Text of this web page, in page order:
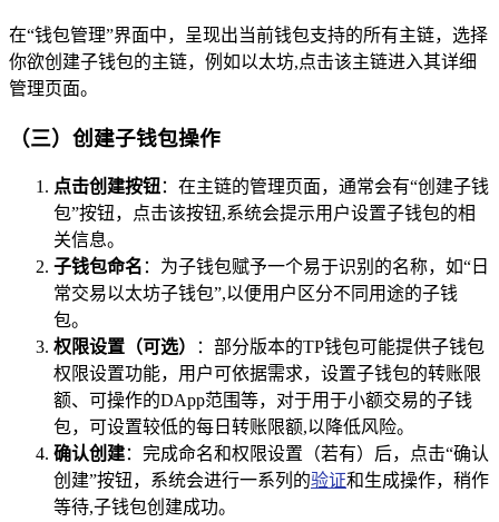
在“钱包管理”界面中，呈现出当前钱包支持的所有主链，选择
你欲创建子钱包的主链，例如以太坊,点击该主链进入其详细
管理页面。
（三）创建子钱包操作
点击创建按钮：在主链的管理页面，通常会有“创建子钱
包”按钮，点击该按钮,系统会提示用户设置子钱包的相
关信息。
子钱包命名 ：为子钱包赋予一个易于识别的名称，如“日
常交易以太坊子钱包”,以便用户区分不同用途的子钱
包。
权限设置（可选）
：部分版本的TP钱包可能提供子钱包
权限设置功能，用户可依据需求，设置子钱包的转账限
额、可操作的DApp范围等，对于用于小额交易的子钱
包，可设置较低的每日转账限额,以降低风险。
确认创建：完成命名和权限设置（若有）后，点击“确认
创建”按钮，系统会进行一系列的验证和生成操作，稍作
等待,子钱包创建成功。